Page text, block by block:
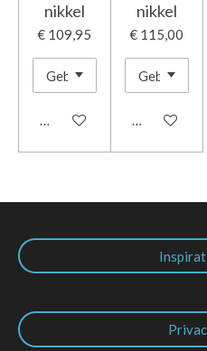
nikkel
€ 109,95
In winkelwagen
nikkel
€ 115,00
In